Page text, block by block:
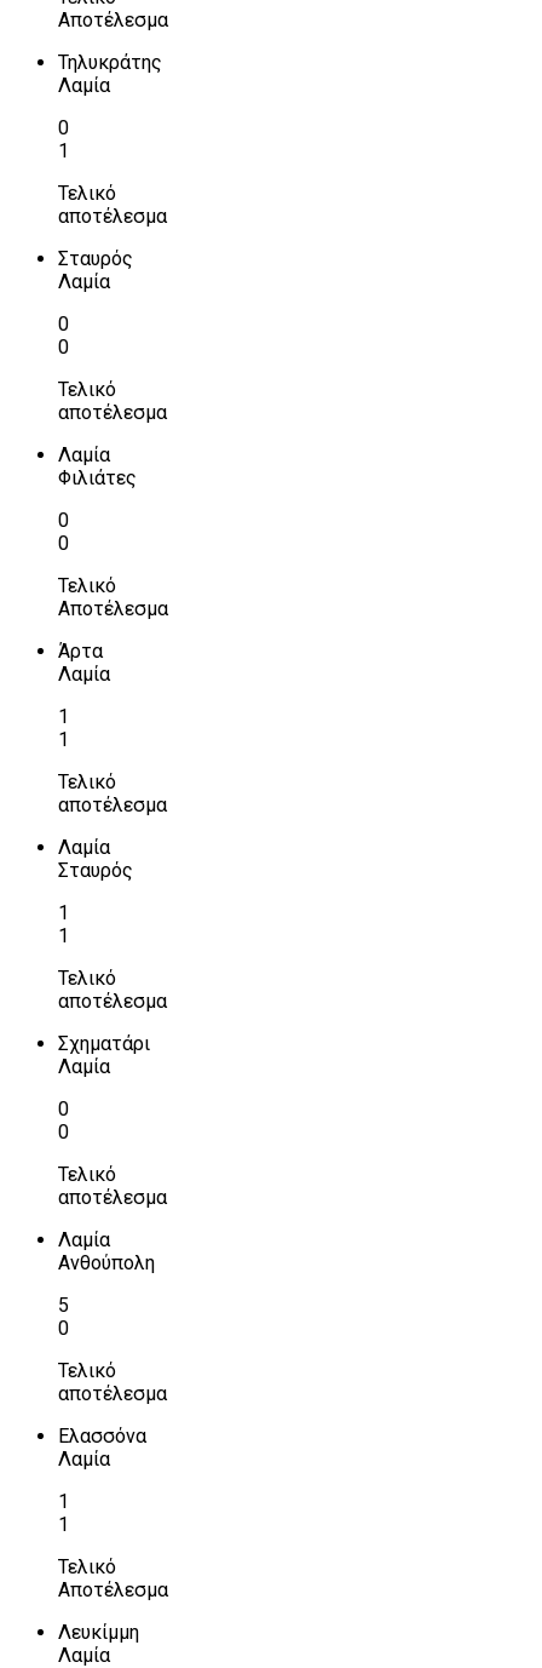
Αποτέλεσμα
Τηλυκράτης
Λαμία
0
1
Τελικό
αποτέλεσμα
Σταυρός
Λαμία
0
0
Τελικό
αποτέλεσμα
Λαμία
Φιλιάτες
0
0
Τελικό
Αποτέλεσμα
Άρτα
Λαμία
1
1
Τελικό
αποτέλεσμα
Λαμία
Σταυρός
1
1
Τελικό
αποτέλεσμα
Σχηματάρι
Λαμία
0
0
Τελικό
αποτέλεσμα
Λαμία
Ανθούπολη
5
0
Τελικό
αποτέλεσμα
Ελασσόνα
Λαμία
1
1
Τελικό
Αποτέλεσμα
Λευκίμμη
Λαμία